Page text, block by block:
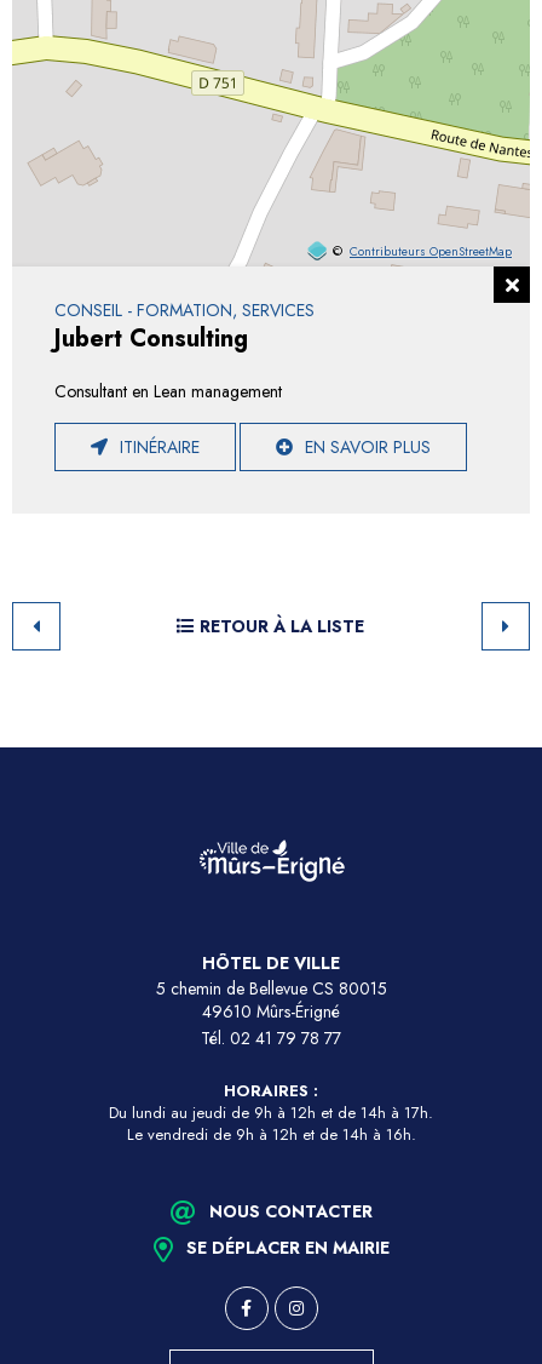
© Contributeurs OpenStreetMap
CONSEIL - FORMATION, SERVICES
Jubert Consulting
Consultant en Lean management
ITINÉRAIRE EN SAVOIR PLUS
RETOUR À LA LISTE
HÔTEL DE VILLE
5 chemin de Bellevue CS 80015
49610 Mûrs-Érigné
Tél. 02 41 79 78 77
HORAIRES :
Du lundi au jeudi de 9h à 12h et de 14h à 17h.
Le vendredi de 9h à 12h et de 14h à 16h.
NOUS CONTACTER
SE DÉPLACER EN MAIRIE